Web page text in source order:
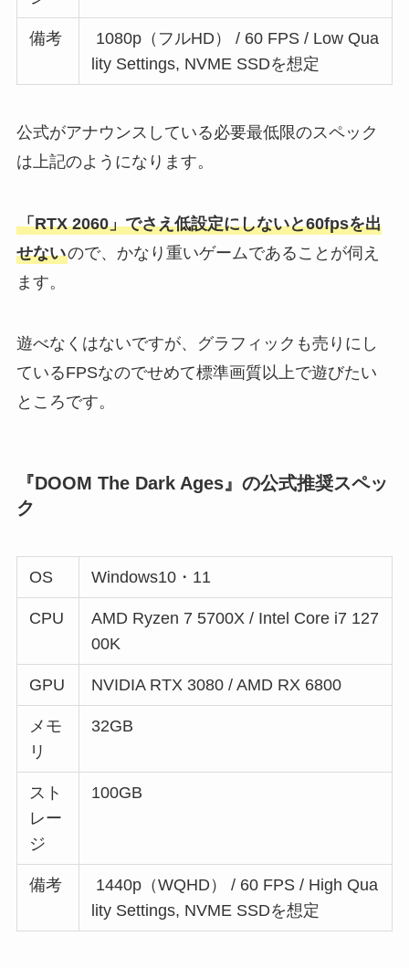
備考
1080p（フルHD） / 60 FPS / Low Qua
lity Settings, NVME SSDを想定
公式がアナウンスしている必要最低限のスペック
は上記のようになります。
「RTX 2060」でさえ低設定にしないと60fpsを出
せないので、かなり重いゲームであることが伺え
ます。
遊べなくはないですが、グラフィックも売りにし
ているFPSなのでせめて標準画質以上で遊びたい
ところです。
『DOOM The Dark Ages』の公式推奨スペッ
ク
OS Windows10・11
CPU
AMD Ryzen 7 5700X / Intel Core i7 127
00K
GPU NVIDIA RTX 3080 / AMD RX 6800
メモ
リ
32GB
スト
レー
ジ
100GB
備考
1440p（WQHD） / 60 FPS / High Qua
lity Settings, NVME SSDを想定